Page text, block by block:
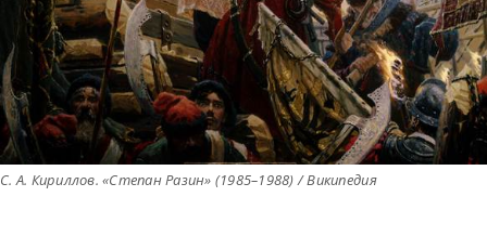
С. А. Кириллов. «Степан Разин» (1985–1988) / Википедия